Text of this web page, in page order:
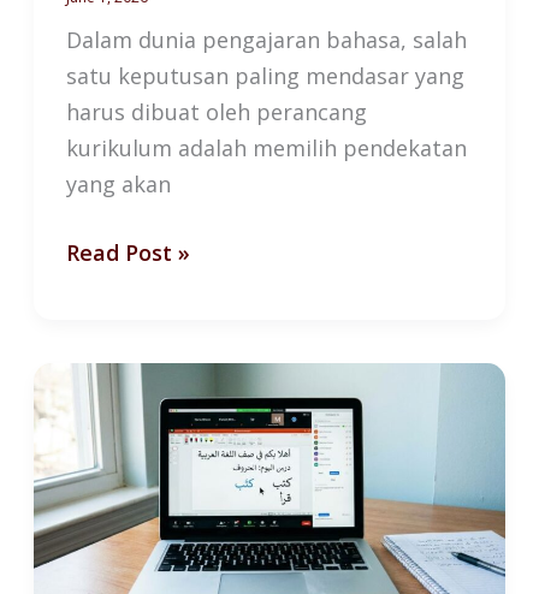
Dalam dunia pengajaran bahasa, salah
satu keputusan paling mendasar yang
harus dibuat oleh perancang
kurikulum adalah memilih pendekatan
yang akan
Read Post »
Belajar
Bahasa
Arab
Online:
Efektif
atau